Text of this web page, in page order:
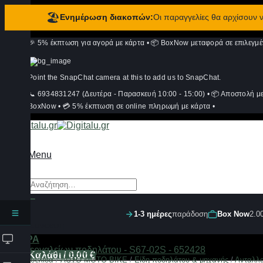
🏖️Ενημέρωση διακοπών:Οι παραγγελίες θα
περιεχόμενο
🎉 5% έκπτωση για αγορά με κάρτα • 📦 BoxNow μεταφορά σε
Point the SnapChat camera at this to add us to SnapChat.
📞 6934831247 (Δευτέρα - Παρασκευή 10:00 - 15:00) • 📦 Αποστολή
BoxNow • 💳 5% έκπτωση σε online πληρωμή με κάρτα •
Menu
Αναζήτηση
για:
Σύνδεση
Καλάθι / 0,00€
1-3 ημέρεςπαράδοση Box Now
ΦΙΛΤΡΑ
Αρχική σελίδα / AUTO-MOTO-BIKE / Είδη ποδηλάτου & μηχανής /